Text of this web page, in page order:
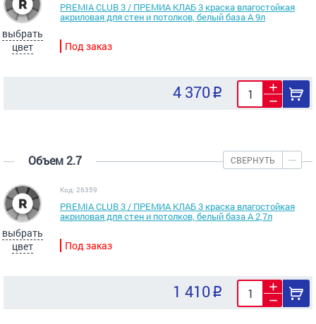
выбрать
цвет
PREMIA CLUB 3 / ПРЕМИА КЛАБ 3 краска влагостойкая
акриловая для стен и потолков, белый база А 9л
Под заказ
4 370
Объем 2.7 СВЕРНУТЬ
выбрать
цвет
Код: 26359
PREMIA CLUB 3 / ПРЕМИА КЛАБ 3 краска влагостойкая
акриловая для стен и потолков, белый база А 2,7л
Под заказ
1 410